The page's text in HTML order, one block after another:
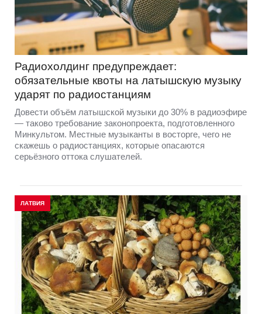
Радиохолдинг предупреждает:
обязательные квоты на латышскую музыку
ударят по радиостанциям
Довести объём латышской музыки до 30% в радиоэфире
— таково требование законопроекта, подготовленного
Минкультом. Местные музыканты в восторге, чего не
скажешь о радиостанциях, которые опасаются
серьёзного оттока слушателей.
ЛАТВИЯ